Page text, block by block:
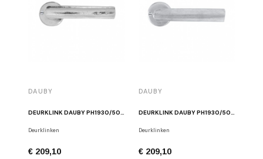
DAUBY
DEURKLINK DAUBY PH1930/50R WIT BRONS
Deurklinken
€ 209,10
DAUBY
DEURKLINK DAUBY PH1930/50R MAT WIT BRONS
Deurklinken
€ 209,10